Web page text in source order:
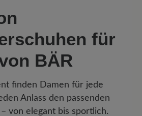
für
BÄR
finden Damen für jede
Anlass den passenden
von elegant bis sportlich.